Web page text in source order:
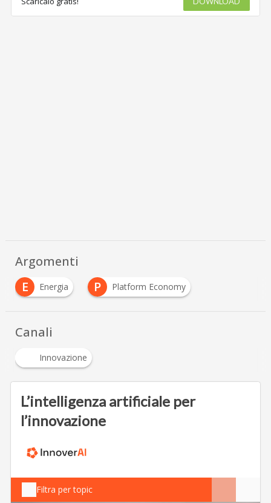
Argomenti
E
Energia P Platform Economy
Canali
Innovazione
L’intelligenza artificiale per
l’innovazione
Filtra per topic